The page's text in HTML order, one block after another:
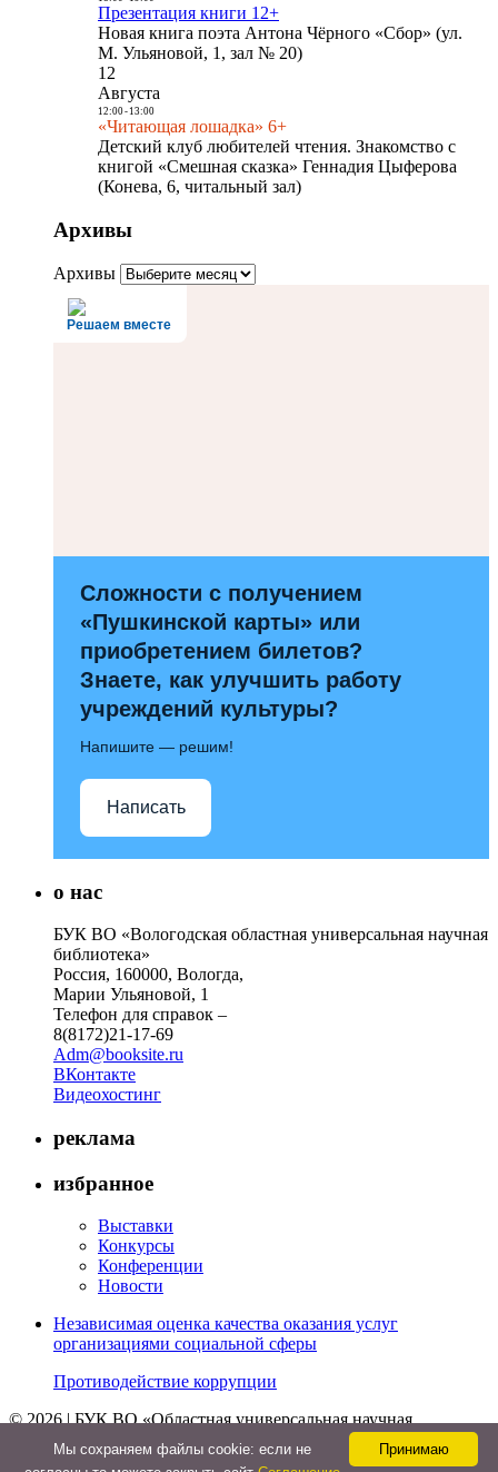
Презентация книги 12+
Новая книга поэта Антона Чёрного «Сбор» (ул.
М. Ульяновой, 1, зал № 20)
12
Августа
12:00- 13:00
«Читающая лошадка» 6+
Детский клуб любителей чтения. Знакомство с
книгой «Смешная сказка» Геннадия Цыферова
(Конева, 6, читальный зал)
Архивы
Архивы
Решаем вместе
Сложности с получением
«Пушкинской карты» или
приобретением билетов?
Знаете, как улучшить работу
учреждений культуры?
Напишите — решим!
Написать
о нас
БУК ВО «Вологодская областная универсальная научная
библиотека»
Россия, 160000, Вологда,
Марии Ульяновой, 1
Телефон для справок –
8(8172)21-17-69
Adm@booksite.ru
ВКонтакте
Видеохостинг
реклама
избранное
Выставки
Конкурсы
Конференции
Новости
Независимая оценка качества оказания услуг
организациями социальной сферы
Противодействие коррупции
© 2026 | БУК ВО «Областная универсальная научная
библиотека»
Принимаю
Мы cохраняем файлы cookie: если не